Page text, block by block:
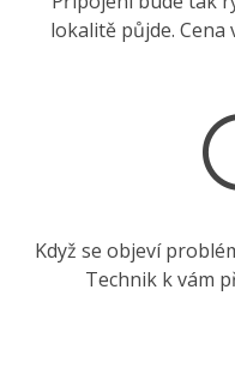
lokalitě půjde.
Když se objeví
Technik k vám